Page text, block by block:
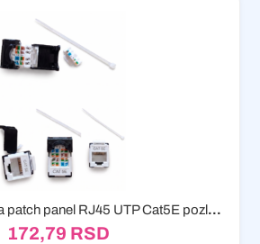
Keystone modul za patch panel RJ45 UTP Cat5E pozlaceni
172,79 RSD